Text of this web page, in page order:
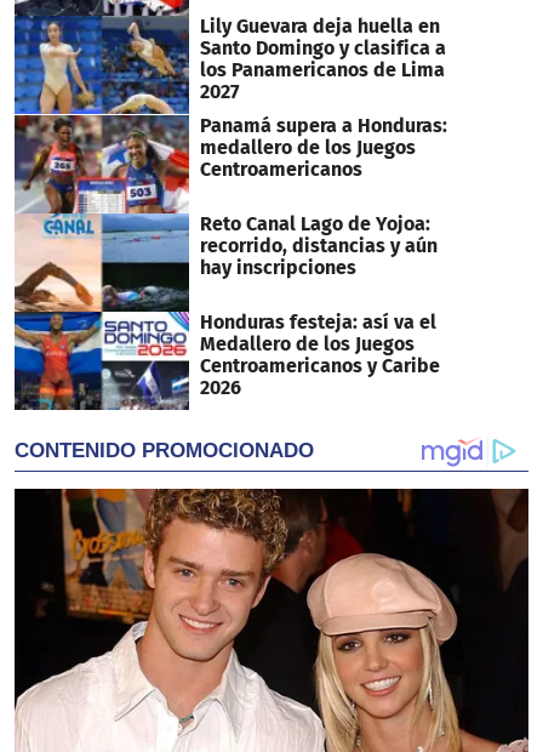
Lily Guevara deja huella en
Santo Domingo y clasifica a
los Panamericanos de Lima
2027
Panamá supera a Honduras:
medallero de los Juegos
Centroamericanos
Reto Canal Lago de Yojoa:
recorrido, distancias y aún
hay inscripciones
Honduras festeja: así va el
Medallero de los Juegos
Centroamericanos y Caribe
2026